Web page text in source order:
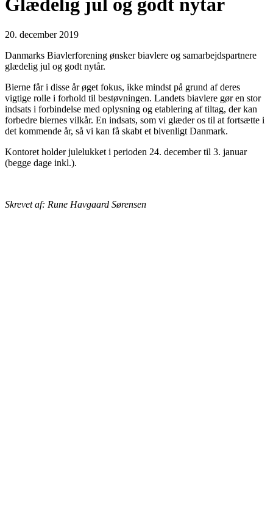
Glædelig jul og godt nytår
20. december 2019
Danmarks Biavlerforening ønsker biavlere og samarbejdspartnere
glædelig jul og godt nytår.
Bierne får i disse år øget fokus, ikke mindst på grund af deres
vigtige rolle i forhold til bestøvningen. Landets biavlere gør en stor
indsats i forbindelse med oplysning og etablering af tiltag, der kan
forbedre biernes vilkår. En indsats, som vi glæder os til at fortsætte i
det kommende år, så vi kan få skabt et bivenligt Danmark.
Kontoret holder julelukket i perioden 24. december til 3. januar
(begge dage inkl.).
Skrevet af: Rune Havgaard Sørensen